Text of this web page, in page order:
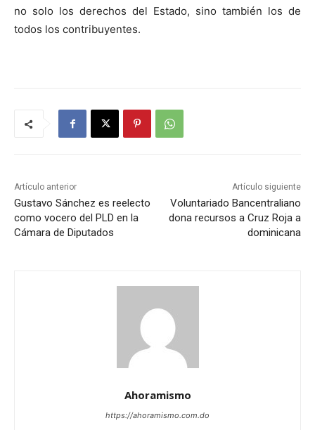
no solo los derechos del Estado, sino también los de
todos los contribuyentes.
Artículo anterior
Gustavo Sánchez es reelecto
como vocero del PLD en la
Cámara de Diputados
Artículo siguiente
Voluntariado Bancentraliano
dona recursos a Cruz Roja a
dominicana
Ahoramismo
https://ahoramismo.com.do